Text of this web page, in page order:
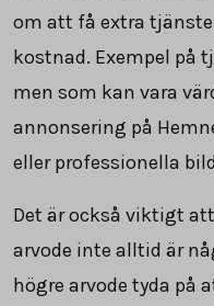
om att få extra
kostnad. Exempel på
men som kan vara
annonsering på
eller professionella
Det är också viktigt
arvode inte alltid är
högre arvode tyda på